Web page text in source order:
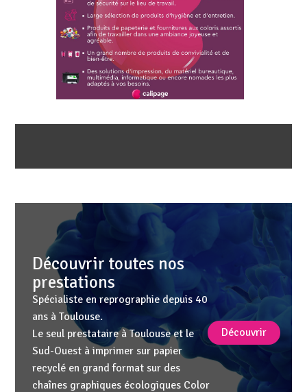
Découvrir toutes nos
prestations
Spécialiste en reprographie depuis 40
ans à Toulouse.
Le seul prestataire à Toulouse et le
Sud-Ouest à imprimer sur papier
recyclé en grand format sur des
chaînes graphiques écologiques Color
Découvrir